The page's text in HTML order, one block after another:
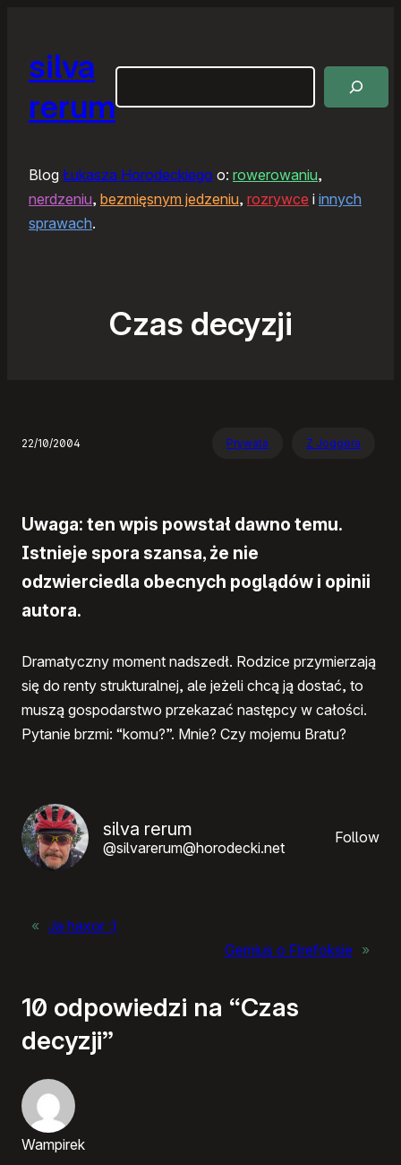
silva
rerum
Blog Łukasza Horodeckiego o: rowerowaniu,
nerdzeniu, bezmięsnym jedzeniu, rozrywce i innych
sprawach.
Czas decyzji
22/10/2004 Prywata Z Joggera
Uwaga: ten wpis powstał dawno temu.
Istnieje spora szansa, że nie
odzwierciedla obecnych poglądów i opinii
autora.
Dramatyczny moment nadszedł. Rodzice przymierzają
się do renty strukturalnej, ale jeżeli chcą ją dostać, to
muszą gospodarstwo przekazać następcy w całości.
Pytanie brzmi: “komu?”. Mnie? Czy mojemu Bratu?
silva rerum
@silvarerum@horodecki.net
Follow
« Ja haxor :)
Gemius o Firefoksie »
10 odpowiedzi na “Czas
decyzji”
Wampirek